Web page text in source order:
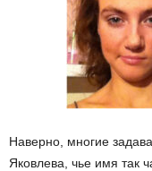
Наверно, многие
Яковлева, чье имя так